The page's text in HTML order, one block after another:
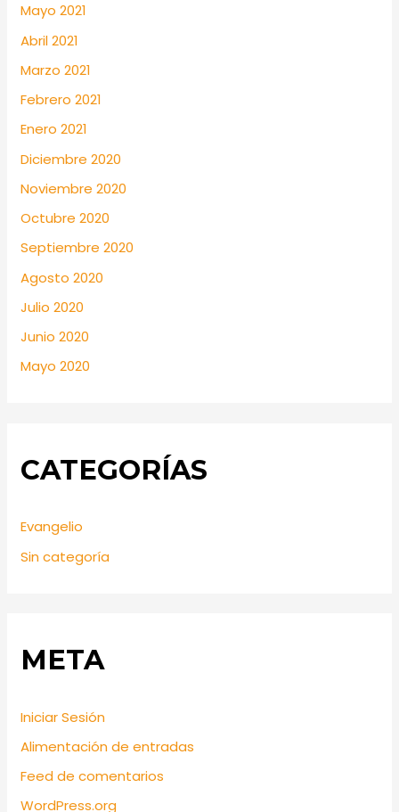
Mayo 2021
Abril 2021
Marzo 2021
Febrero 2021
Enero 2021
Diciembre 2020
Noviembre 2020
Octubre 2020
Septiembre 2020
Agosto 2020
Julio 2020
Junio 2020
Mayo 2020
CATEGORÍAS
Evangelio
Sin categoría
META
Iniciar Sesión
Alimentación de entradas
Feed de comentarios
WordPress.org